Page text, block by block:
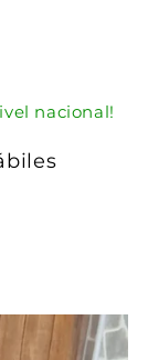
nacional!